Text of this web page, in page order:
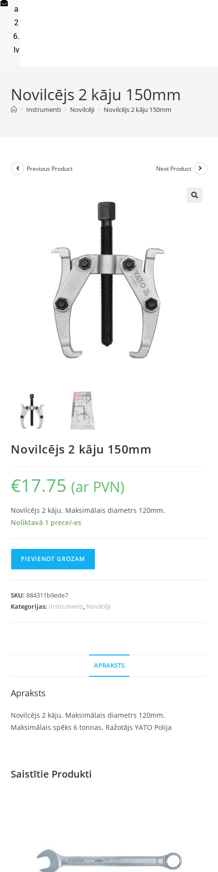
a
2
6.
lv
Novilcējs 2 kāju 150mm
> Instrumenti > Novilcēji > Novilcējs 2 kāju 150mm
Previous Product Next Product
Novilcējs 2 kāju 150mm
€17.75 (ar PVN)
Novilcējs 2 kāju. Maksimālais diametrs 120mm.
Noliktavā 1 prece/-es
PIEVIENOT GROZAM
SKU:884311b9ede7
Kategorijas: Instrumenti, Novilcēji
APRAKSTS
Apraksts
Novilcējs 2 kāju. Maksimālais diametrs 120mm.
Maksimālais spēks 6 tonnas. Ražotājs YATO Polija
Saistītie Produkti